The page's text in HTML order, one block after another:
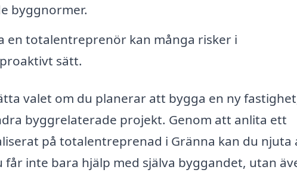
byggnormer.
en totalentreprenör kan många risker i
sätt.
valet om du planerar att bygga en ny
byggrelaterade projekt. Genom att anlita ett
på totalentreprenad i Gränna kan du njuta
inte bara hjälp med själva byggandet, utan